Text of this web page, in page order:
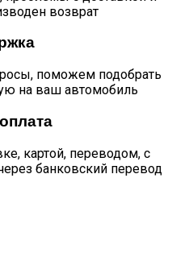
возврат
поможем подобрать
на ваш автомобиль
картой, переводом, с
банковский перевод